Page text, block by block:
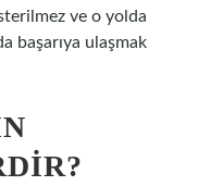
ve o yolda
başarıya ulaşmak